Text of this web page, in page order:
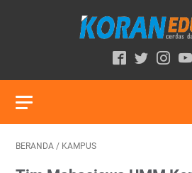
BERANDA / KAMPUS